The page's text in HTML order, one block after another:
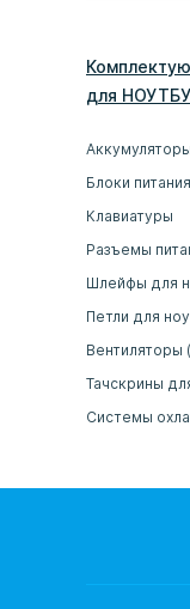
для
Блоки
Клавиатуры
Разъемы
Шлейфы для
Петли для
Вентиляторы
Тачскрины
Системы